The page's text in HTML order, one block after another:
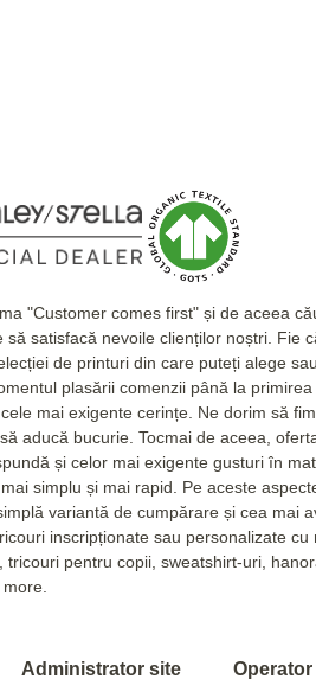
"Customer comes first" și de aceea
să satisfacă nevoile clienților noștri. Fie
de printuri din care puteți alege
plasării comenzii până la primirea
mai exigente cerințe. Ne dorim să
aducă bucurie. Tocmai de aceea,
și celor mai exigente gusturi în
simplu și mai rapid. Pe aceste
variantă de cumpărare și cea mai
inscripționate sau personalizate cu
tricouri pentru copii, sweatshirt-uri,
Administrator site